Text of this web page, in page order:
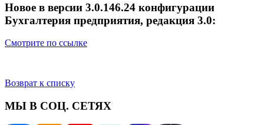
Новое в версии 3.0.146.24 конфигурации
Бухгалтерия предприятия, редакция 3.0:
Смотрите по ссылке
Возврат к списку
МЫ В СОЦ. СЕТЯХ